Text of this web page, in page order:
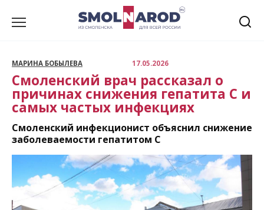
МАРИНА БОБЫЛЕВА 17.05.2026
Смоленский врач рассказал о
причинах снижения гепатита С и
самых частых инфекциях
Смоленский инфекционист объяснил снижение
заболеваемости гепатитом С